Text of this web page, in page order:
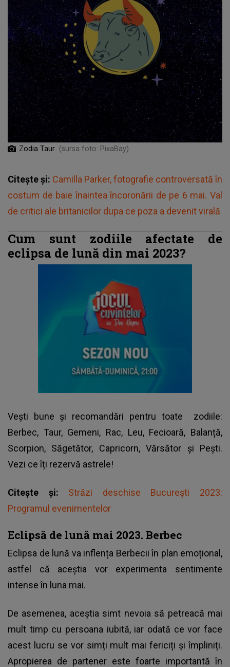
Zodia Taur (sursa foto: PixaBay)
Citește și: Camilla Parker, fotografie controversată în
costum de baie înaintea încoronării de pe 6 mai. Val
de critici ale britanicilor dupa ce poza a devenit virală
Cum sunt zodiile afectate de
eclipsa de lună din mai 2023?
Vești bune și recomandări pentru toate zodiile:
Berbec, Taur, Gemeni, Rac, Leu, Fecioară, Balanță,
Scorpion, Săgetător, Capricorn, Vărsător și Pești.
Vezi ce îți rezervă astrele!
Citește și: Străzi deschise București 2023:
Programul evenimentelor
Eclipsă de lună mai 2023. Berbec
Eclipsa de lună va inflența Berbecii în plan emoțional,
astfel că aceștia vor experimenta sentimente
intense în luna mai.
De asemenea, aceștia simt nevoia să petreacă mai
mult timp cu persoana iubită, iar odată ce vor face
acest lucru se vor simți mult mai fericiți și împliniți.
Apropierea de partener este foarte importantă în